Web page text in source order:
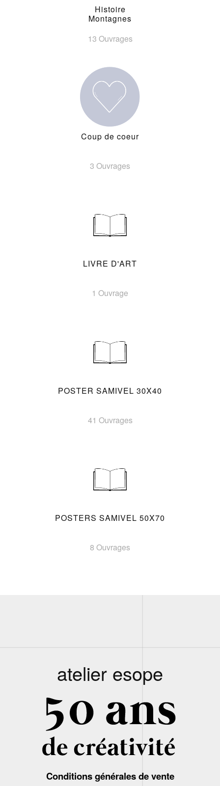
Histoire
Montagnes
13 Ouvrages
Coup de coeur
3 Ouvrages
LIVRE D'ART
1 Ouvrage
POSTER SAMIVEL 30X40
41 Ouvrages
POSTERS SAMIVEL 50X70
8 Ouvrages
atelier esope
Conditions générales de vente